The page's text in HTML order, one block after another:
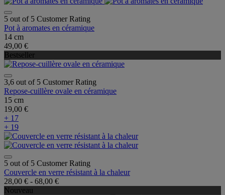
5 out of 5 Customer Rating
Pot à aromates en céramique
14 cm
49,00 €
Bestseller
3,6 out of 5 Customer Rating
Repose-cuillère ovale en céramique
15 cm
19,00 €
+ 17
+ 19
5 out of 5 Customer Rating
Couvercle en verre résistant à la chaleur
28,00 € - 68,00 €
Nouveau